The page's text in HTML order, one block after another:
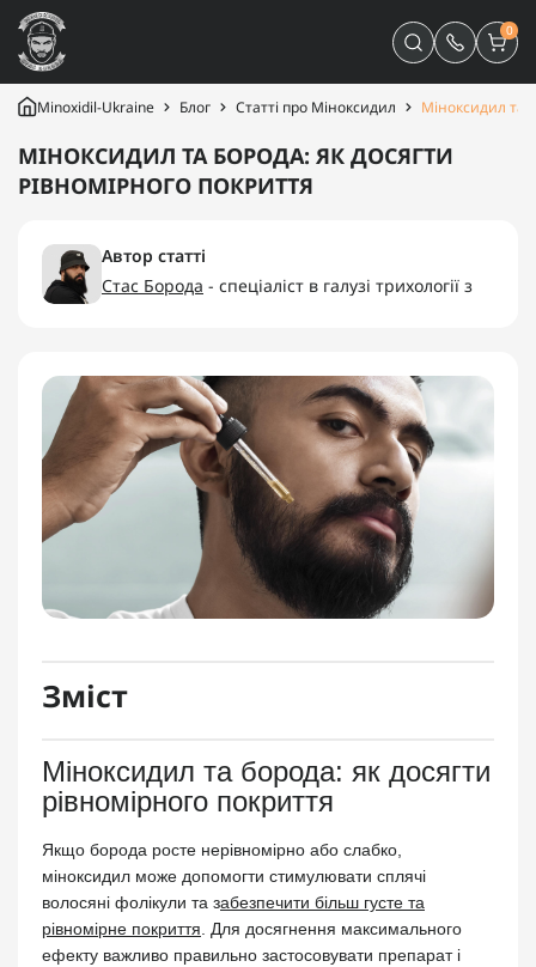
0
Minoxidil-Ukraine Блог Статті про Міноксидил Міноксидил та
МІНОКСИДИЛ ТА БОРОДА: ЯК ДОСЯГТИ
РІВНОМІРНОГО ПОКРИТТЯ
Автор статті
Стас Борода - спеціаліст в галузі трихології з
Зміст
Міноксидил та борода: як досягти
рівномірного покриття
Якщо борода росте нерівномірно або слабко,
міноксидил може допомогти стимулювати сплячі
волосяні фолікули та забезпечити більш густе та
рівномірне покриття. Для досягнення максимального
ефекту важливо правильно застосовувати препарат і